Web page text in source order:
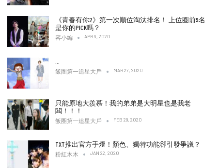
《青春有你2》第一次順位淘汰排名！ 上位圈前9名
是你的PICK嗎？
容小編 APR 9, 2020
飯圈第一追星大戶 MAR 27, 2020
只能原地大羨慕！我的弟弟是大明星也是我老
闆！！！
飯圈第一追星大戶 FEB 28, 2020
TXT推出官方手燈！顏色、獨特功能卻引發爭議？
粉紅木木 JAN 22, 2020